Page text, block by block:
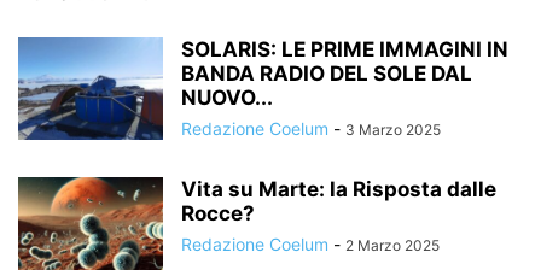
SOLARIS: LE PRIME IMMAGINI IN
BANDA RADIO DEL SOLE DAL
NUOVO...
Redazione Coelum - 3 Marzo 2025
Vita su Marte: la Risposta dalle
Rocce?
Redazione Coelum - 2 Marzo 2025